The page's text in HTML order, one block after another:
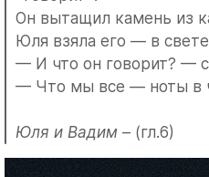
Он вытащил камень из
Юля взяла его — в
— И что он говорит? — с
— Что мы все — ноты в
Юля и Вадим – (гл.6)